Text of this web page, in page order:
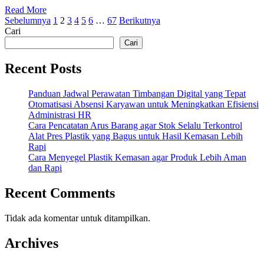
Lebih
Rapi
dan
Read More
Paginasi
pos
Sebelumnya 1 2 3 4 5 6 … 67 Berikutnya
Cari
Cari
Recent Posts
Panduan Jadwal Perawatan Timbangan Digital yang Tepat
Otomatisasi Absensi Karyawan untuk Meningkatkan Efisiensi
Administrasi HR
Cara Pencatatan Arus Barang agar Stok Selalu Terkontrol
Alat Pres Plastik yang Bagus untuk Hasil Kemasan Lebih
Rapi
Cara Menyegel Plastik Kemasan agar Produk Lebih Aman
dan Rapi
Recent Comments
Tidak ada komentar untuk ditampilkan.
Archives